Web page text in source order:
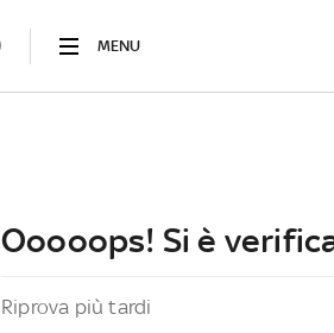
MENU
Ooooops! Si è
Riprova più tardi